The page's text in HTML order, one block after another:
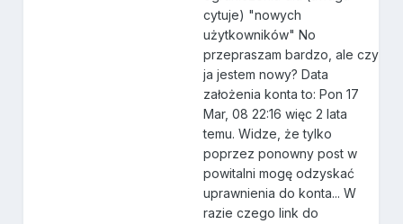
cytuje) "nowych
użytkowników" No
przepraszam bardzo, ale czy
ja jestem nowy? Data
założenia konta to: Pon 17
Mar, 08 22:16 więc 2 lata
temu. Widze, że tylko
poprzez ponowny post w
powitalni mogę odzyskać
uprawnienia do konta... W
razie czego link do